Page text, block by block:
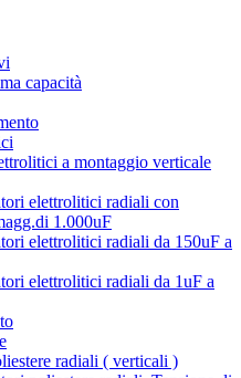
capacità
a montaggio verticale
elettrolitici radiali con
1.000uF
elettrolitici radiali da 150uF a
elettrolitici radiali da 1uF a
radiali ( verticali )